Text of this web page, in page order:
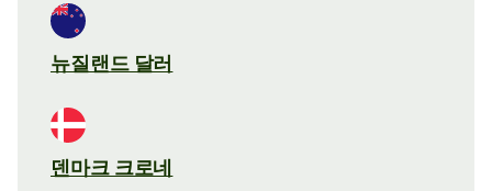
뉴질랜드 달러
덴마크 크로네